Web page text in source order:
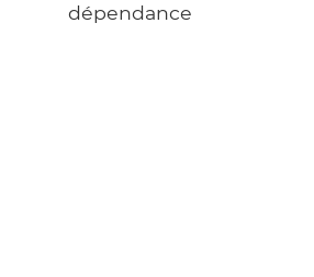
dépendance